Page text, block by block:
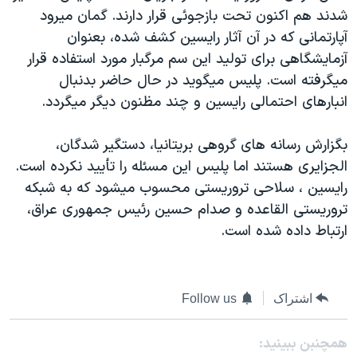
فرهنگ و زندگی
حقوق شهروندی
اقتصادی
علم و فناوری
گالری عکس
آرشیو پخش زنده
مستندها
انتخابات ریاست جمهوری آمریکا ۲۰۲۴
حمله جمهوری اسلامی به اسرائیل
رمز مهسا
اعتراضات زن، زندگی، آزادی
مجموعه مستندهای دادخواهی
تریبونال مردمی آبان ۹۸
قانون شفافیت دارائی کادر رهبری ایران
دنبال کنید
شدند هم اکنون تحت بازجوئی قرار دارند. گمان ميرود
آپارتمانی که در آن آثار رايسين کشف شده، بعنوان
آزمايشگاهی برای توليد اين سم مرگبار مورد استفاده قرار
ميگرفته است. پليس ميگويد در حال حاضر بدنبال
انبارهای احتمالی رايسين و چند مظنون ديگر ميگردد.
بگزارش رسانه های گروهی بريتانيا، دستگير شدگان،
الجزايری هستند اما پليس اين مسئله را تأييد نکرده است.
رايسين ، سلاحی تروريستی محسوب ميشود که به شبکه
تروريستی القاعده و صدام حسين رئيس جمهوری عراق،
ارتباط داده شده است.
اشتراک Follow us
همچنبن ببینید: